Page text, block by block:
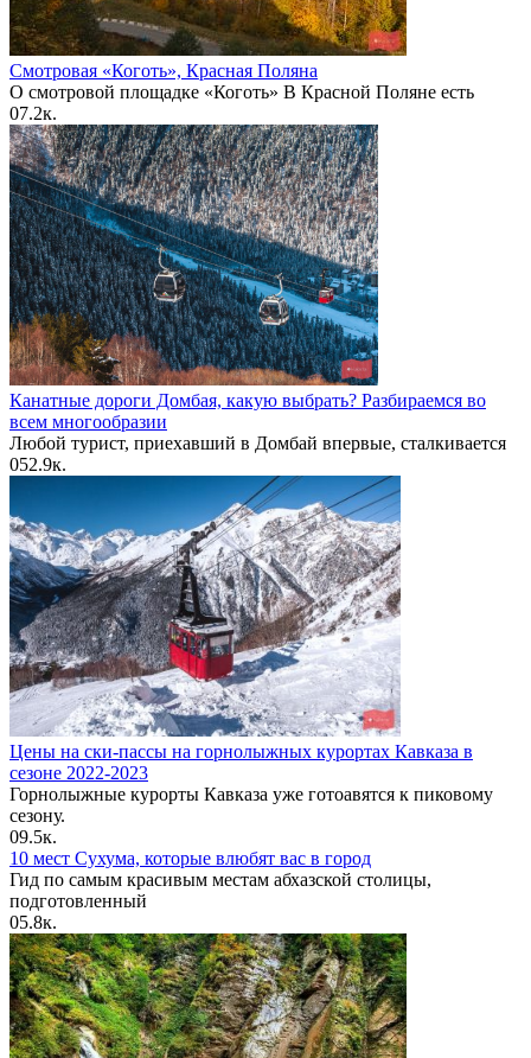
Смотровая «Коготь», Красная Поляна
О смотровой площадке «Коготь» В Красной Поляне есть
07.2к.
Канатные дороги Домбая, какую выбрать? Разбираемся во
всем многообразии
Любой турист, приехавший в Домбай впервые, сталкивается
052.9к.
Цены на ски-пассы на горнолыжных курортах Кавказа в
сезоне 2022-2023
Горнолыжные курорты Кавказа уже готоавятся к пиковому
сезону.
09.5к.
10 мест Сухума, которые влюбят вас в город
Гид по самым красивым местам абхазской столицы,
подготовленный
05.8к.